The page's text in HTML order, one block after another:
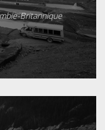
Britannique